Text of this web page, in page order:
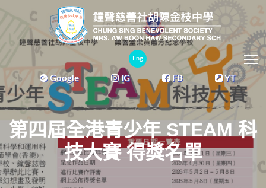
Eng
Google IG FB YT
第四屆全港青少年 STEAM 科
技大賽 得獎名單